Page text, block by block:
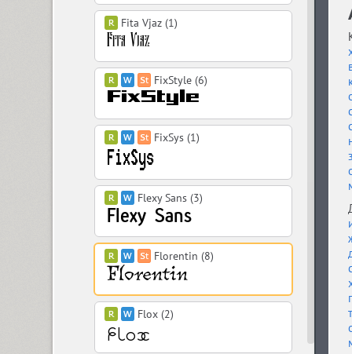
Fita Vjaz (1)
FixStyle (6)
FixSys (1)
Flexy Sans (3)
Florentin (8)
Flox (2)